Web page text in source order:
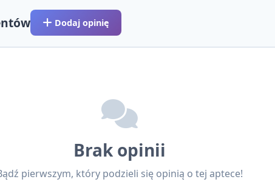
Dodaj opinię
Brak opinii
pierwszym, który podzieli się opinią o tej aptece!